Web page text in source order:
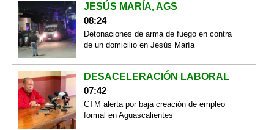
JESÚS MARÍA, AGS
08:24
Detonaciones de arma de fuego en contra
de un domicilio en Jesús María
DESACELERACIÓN LABORAL
07:42
CTM alerta por baja creación de empleo
formal en Aguascalientes